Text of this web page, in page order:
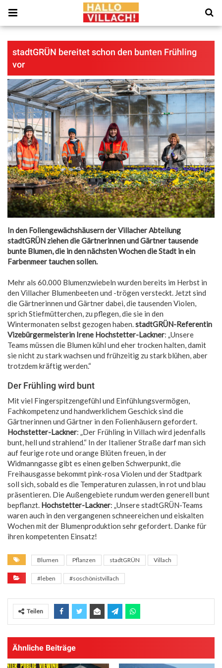
stadtGRÜN bereitet schon den bunten Frühling
vor
In den Foliengewächshäusern der Villacher Abteilung
stadtGRÜN ziehen die Gärtnerinnen und Gärtner tausende
bunte Blumen, die in den nächsten Wochen die Stadt in ein
Farbenmeer tauchen sollen.
Mehr als 60.000 Blumenzwiebeln wurden bereits im Herbst in
den Villacher Blumenbeeten und -trögen versteckt. Jetzt sind
die Gärtnerinnen und Gärtner dabei, die tausenden Violen,
sprich Stiefmütterchen, zu pflegen, die sie in den
Wintermonaten selbst gezogen haben.stadtGRÜN-Referentin
Vizebürgermeisterin Irene Hochstetter-Lackner: „Unsere
Teams müssen die Blumen kühl und eher trocken halten, damit
sie nicht zu stark wachsen und frühzeitig zu stark blühen, aber
trotzdem kräftig werden.“
Der Frühling wird bunt
Mit viel Fingerspitzengefühl und Einfühlungsvermögen,
Fachkompetenz und handwerklichem Geschick sind die
Gärtnerinnen und Gärtner in den Folienhäusern gefordert.
Hochstetter-Lackner: „Der Frühling in Villach wird jedenfalls
bunt, hell und strahlend.“ In der Italiener Straße darf man sich
auf feurige rote und orange Blüten freuen, in der
Widmanngasse gibt es einen gelben Schwerpunkt, die
Freihausgasse bekommt pink-rosa Violen und der Stadtpark
soll sich, sobald es die Temperaturen zulassen, in rot und blau
präsentieren. Die Außengebiete rundum werden generell bunt
bepflanzt. Hochstetter-Lackner: „Unsere stadtGRÜN-Teams
waren auch in den vergangenen schneereichen und eiskalten
Wochen mit der Blumenproduktion sehr gefordert. Danke für
ihren kompetenten Einsatz!
Blumen Pflanzen stadtGRÜN Villach
#leben #soschönistvillach
Teilen
Ähnliche Beiträge